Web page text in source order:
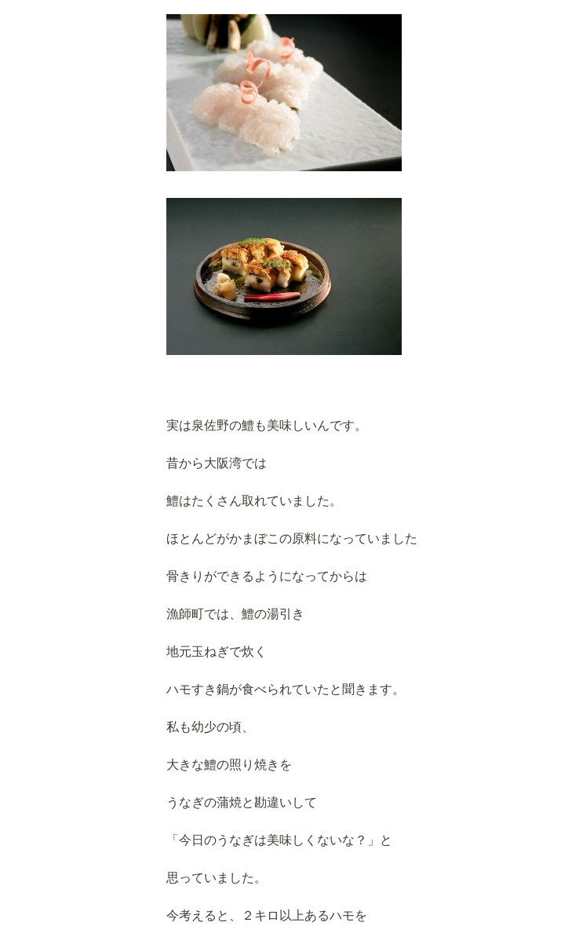
実は泉佐野の鱧も美味しいんです。
昔から大阪湾では
鱧はたくさん取れていました。
ほとんどがかまぼこの原料になっていました
骨きりができるようになってからは
漁師町では、鱧の湯引き
地元玉ねぎで炊く
ハモすき鍋が食べられていたと聞きます。
私も幼少の頃、
大きな鱧の照り焼きを
うなぎの蒲焼と勘違いして
「今日のうなぎは美味しくないな？」と
思っていました。
今考えると、２キロ以上あるハモを